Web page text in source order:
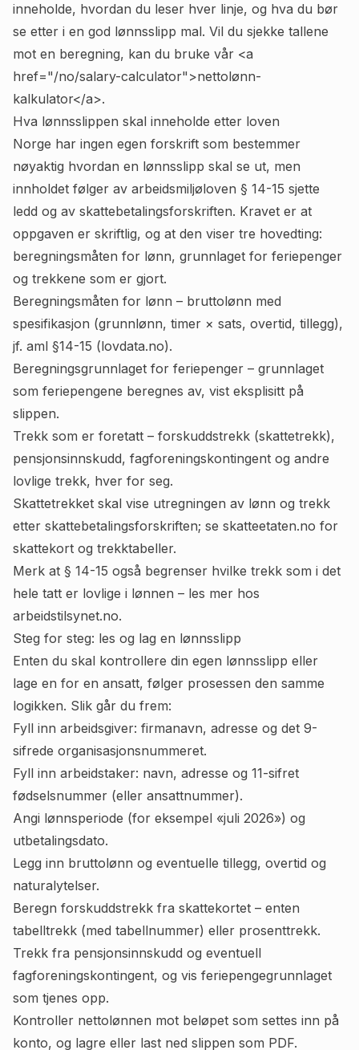
inneholde, hvordan du leser hver linje, og hva du bør
se etter i en god lønnsslipp mal. Vil du sjekke tallene
mot en beregning, kan du bruke vår <a
href="/no/salary-calculator">nettolønn-
kalkulator</a>.
Hva lønnsslippen skal inneholde etter loven
Norge har ingen egen forskrift som bestemmer
nøyaktig hvordan en lønnsslipp skal se ut, men
innholdet følger av arbeidsmiljøloven § 14-15 sjette
ledd og av skattebetalingsforskriften. Kravet er at
oppgaven er skriftlig, og at den viser tre hovedting:
beregningsmåten for lønn, grunnlaget for feriepenger
og trekkene som er gjort.
Beregningsmåten for lønn – bruttolønn med
spesifikasjon (grunnlønn, timer × sats, overtid, tillegg),
jf. aml §14-15 (lovdata.no).
Beregningsgrunnlaget for feriepenger – grunnlaget
som feriepengene beregnes av, vist eksplisitt på
slippen.
Trekk som er foretatt – forskuddstrekk (skattetrekk),
pensjonsinnskudd, fagforeningskontingent og andre
lovlige trekk, hver for seg.
Skattetrekket skal vise utregningen av lønn og trekk
etter skattebetalingsforskriften; se skatteetaten.no for
skattekort og trekktabeller.
Merk at § 14-15 også begrenser hvilke trekk som i det
hele tatt er lovlige i lønnen – les mer hos
arbeidstilsynet.no.
Steg for steg: les og lag en lønnsslipp
Enten du skal kontrollere din egen lønnsslipp eller
lage en for en ansatt, følger prosessen den samme
logikken. Slik går du frem:
Fyll inn arbeidsgiver: firmanavn, adresse og det 9-
sifrede organisasjonsnummeret.
Fyll inn arbeidstaker: navn, adresse og 11-sifret
fødselsnummer (eller ansattnummer).
Angi lønnsperiode (for eksempel «juli 2026») og
utbetalingsdato.
Legg inn bruttolønn og eventuelle tillegg, overtid og
naturalytelser.
Beregn forskuddstrekk fra skattekortet – enten
tabelltrekk (med tabellnummer) eller prosenttrekk.
Trekk fra pensjonsinnskudd og eventuell
fagforeningskontingent, og vis feriepengegrunnlaget
som tjenes opp.
Kontroller nettolønnen mot beløpet som settes inn på
konto, og lagre eller last ned slippen som PDF.